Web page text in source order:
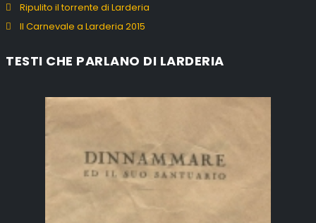
Ripulito il torrente di Larderia
Il Carnevale a Larderia 2015
TESTI CHE PARLANO DI LARDERIA